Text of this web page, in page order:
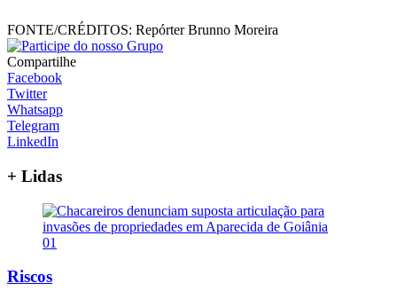
FONTE/CRÉDITOS: Repórter Brunno Moreira
Compartilhe
Facebook
Twitter
Whatsapp
Telegram
LinkedIn
+ Lidas
01
Riscos